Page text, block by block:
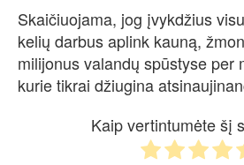
Skaičiuojama, jog įvykdžius
kelių darbus aplink kauną,
milijonus valandų spūstyse per
kurie tikrai džiugina
Kaip vertintumėte šį